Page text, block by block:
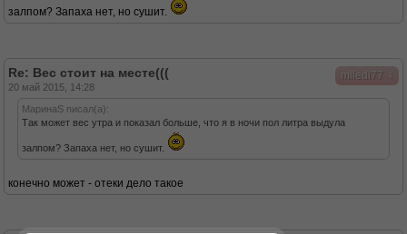
залпом? Запаха нет, но сушит.
miledi77
Re: Вес стоит на месте(((
20 май 2015, 14:28
МаринаS писал(а):
Так может вес утра и показал больше, что я в ночи пол литра выдула
залпом? Запаха нет, но сушит.
конечно может - отеки дело такое